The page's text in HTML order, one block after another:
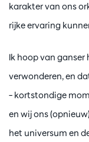
karakter van ons
rijke ervaring
Ik hoop van ganser
verwonderen, en
– kortstondige
en wij ons
het universum en